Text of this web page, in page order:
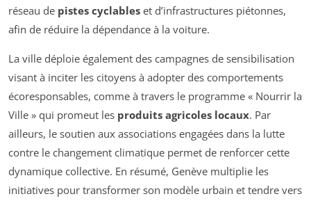
réseau de pistes cyclables et d’infrastructures piétonnes,
afin de réduire la dépendance à la voiture.
La ville déploie également des campagnes de sensibilisation
visant à inciter les citoyens à adopter des comportements
écoresponsables, comme à travers le programme « Nourrir la
Ville » qui promeut les produits agricoles locaux. Par
ailleurs, le soutien aux associations engagées dans la lutte
contre le changement climatique permet de renforcer cette
dynamique collective. En résumé, Genève multiplie les
initiatives pour transformer son modèle urbain et tendre vers